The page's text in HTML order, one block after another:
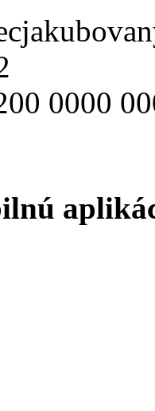
0000